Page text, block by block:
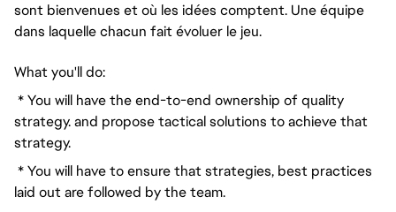
sont bienvenues et où les idées comptent. Une équipe
dans laquelle chacun fait évoluer le jeu.
What you'll do:
* You will have the end-to-end ownership of quality
strategy. and propose tactical solutions to achieve that
strategy.
* You will have to ensure that strategies, best practices
laid out are followed by the team.